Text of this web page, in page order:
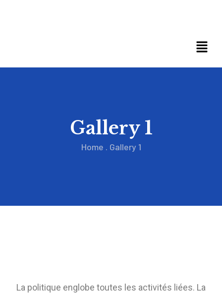
Gallery 1
Home . Gallery 1
La politique englobe toutes les activités liées. La